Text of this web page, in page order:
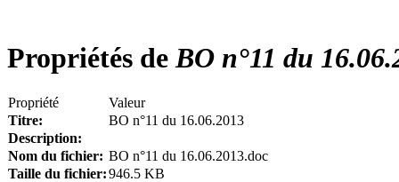
Propriétés deBO n°11 du
Propriété
Valeur
Titre:
BO n°11 du 16.06.2013
Description:
Nom du fichier: BO n°11 du 16.06.2013.doc
Taille du fichier:946.5 KB